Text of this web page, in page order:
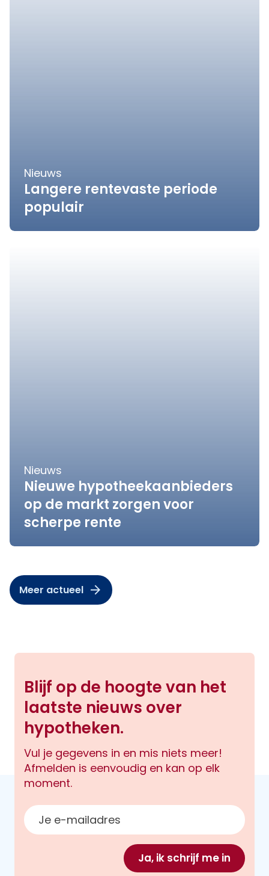
Nieuws
Langere rentevaste periode
populair
Nieuws
Nieuwe hypotheekaanbieders
op de markt zorgen voor
scherpe rente
Meer actueel
Blijf op de hoogte van het
laatste nieuws over
hypotheken.
Vul je gegevens in en mis niets meer!
Afmelden is eenvoudig en kan op elk
moment.
E-mailadres
Ja, ik schrijf me in